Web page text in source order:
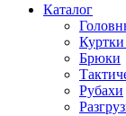
Каталог
Брюки
Рубахи